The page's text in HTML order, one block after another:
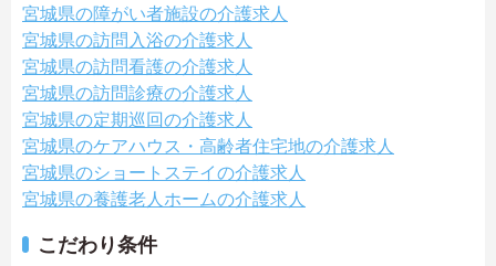
宮城県の障がい者施設の介護求人
宮城県の訪問入浴の介護求人
宮城県の訪問看護の介護求人
宮城県の訪問診療の介護求人
宮城県の定期巡回の介護求人
宮城県のケアハウス・高齢者住宅地の介護求人
宮城県のショートステイの介護求人
宮城県の養護老人ホームの介護求人
こだわり条件